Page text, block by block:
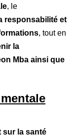
, le
responsabilité et
, tout en
la
Mba ainsi que
sur la santé